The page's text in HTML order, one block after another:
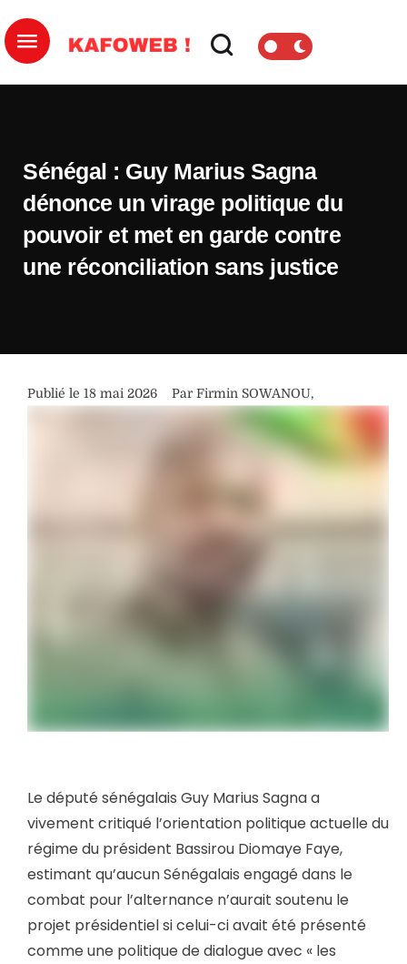
Sénégal : Guy Marius Sagna
dénonce un virage politique du
pouvoir et met en garde contre
une réconciliation sans justice
Publié le 18 mai 2026 Par Firmin SOWANOU,
Le député sénégalais Guy Marius Sagna a
vivement critiqué l’orientation politique actuelle du
régime du président Bassirou Diomaye Faye,
estimant qu’aucun Sénégalais engagé dans le
combat pour l’alternance n’aurait soutenu le
projet présidentiel si celui-ci avait été présenté
comme une politique de dialogue avec « les